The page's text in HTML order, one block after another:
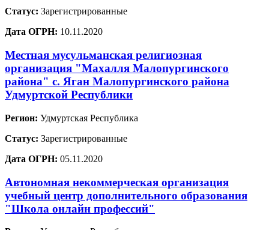
Статус: Зарегистрированные
Дата ОГРН: 10.11.2020
Местная мусульманская религиозная
организация "Махалля Малопургинского
района" с. Яган Малопургинского района
Удмуртской Республики
Регион: Удмуртская Республика
Статус: Зарегистрированные
Дата ОГРН: 05.11.2020
Автономная некоммерческая организация
учебный центр дополнительного образования
"Школа онлайн профессий"